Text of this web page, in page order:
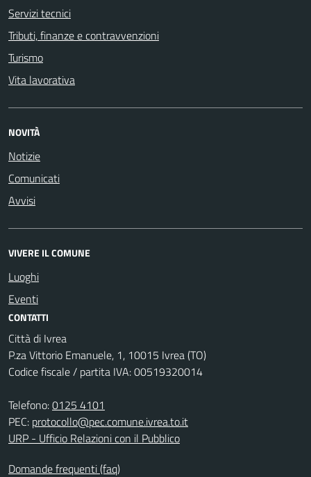
Servizi tecnici
Tributi, finanze e contravvenzioni
Turismo
Vita lavorativa
NOVITÀ
Notizie
Comunicati
Avvisi
VIVERE IL COMUNE
Luoghi
Eventi
CONTATTI
Città di Ivrea
P.za Vittorio Emanuele, 1, 10015 Ivrea (TO)
Codice fiscale / partita IVA: 00519320014
Telefono:0125 4101
PEC: protocollo@pec.comune.ivrea.to.it
URP - Ufficio Relazioni con il Pubblico
Domande frequenti (faq)